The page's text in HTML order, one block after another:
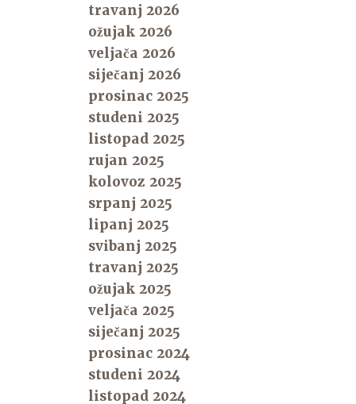
travanj 2026
ožujak 2026
veljača 2026
siječanj 2026
prosinac 2025
studeni 2025
listopad 2025
rujan 2025
kolovoz 2025
srpanj 2025
lipanj 2025
svibanj 2025
travanj 2025
ožujak 2025
veljača 2025
siječanj 2025
prosinac 2024
studeni 2024
listopad 2024